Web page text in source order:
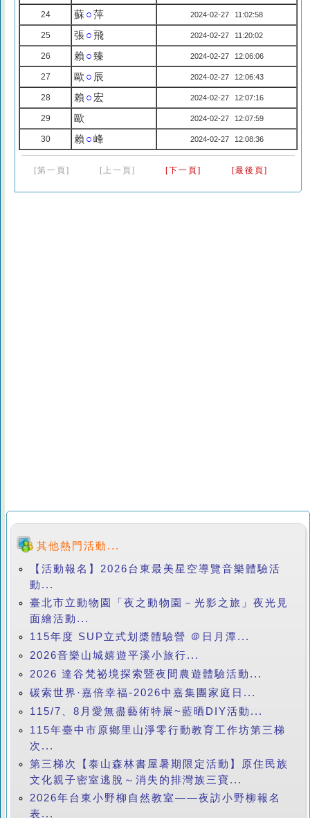
24 蘇○萍 2024-02-27 11:02:58
25 張○飛 2024-02-27 11:20:02
26 賴 ○臻 2024-02-27 12:06:06
27 歐 ○ 辰 2024-02-27 12:06:43
28 賴 ○ 宏 2024-02-27 12:07:16
29 歐 2024-02-27 12:07:59
30 賴 ○峰 2024-02-27 12:08:36
[第一頁] [上一頁] [下一頁] [最後頁]
其他熱門活動...
【活動報名】2026台東最美星空導覽音樂體驗活
動...
臺北市立動物園「夜之動物園－光影之旅」夜光見
面繪活動...
115年度 SUP立式划槳體驗營 ＠日月潭...
2026音樂山城嬉遊平溪小旅行...
2026 達谷梵祕境探索暨夜間農遊體驗活動...
碳索世界·嘉倍幸福-2026中嘉集團家庭日...
115/7、8月愛無盡藝術特展~藍晒DIY活動...
115年臺中市原鄉里山淨零行動教育工作坊第三梯
次...
第三梯次【泰山森林書屋暑期限定活動】原住民族
文化親子密室逃脫～消失的排灣族三寶...
2026年台東小野柳自然教室——夜訪小野柳報名
表...